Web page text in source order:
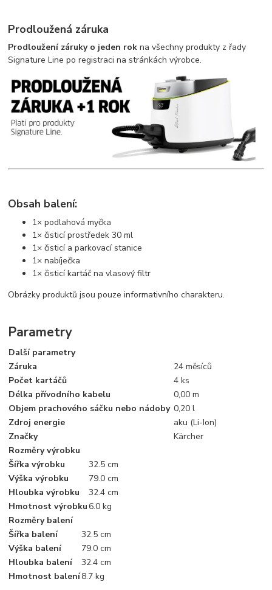
Prodloužená záruka
Prodloužení záruky o jeden rok na všechny produkty z řady
Signature Line po registraci na stránkách výrobce.
Obsah balení:
1× podlahová myčka
1× čisticí prostředek 30 ml
1× čisticí a parkovací stanice
1× nabíječka
1× čisticí kartáč na vlasový filtr
Obrázky produktů jsou pouze informativního charakteru.
Parametry
Další parametry
Záruka
24 měsíců
Počet kartáčů
4 ks
Délka přívodního kabelu
0,00 m
Objem prachového sáčku nebo nádoby 0,20 l
Zdroj energie
aku (Li-Ion)
Značky
Kärcher
Rozměry výrobku
Šířka výrobku
32.5 cm
Výška výrobku
79.0 cm
Hloubka výrobku
32.4 cm
Hmotnost výrobku6.0 kg
Rozměry balení
Šířka balení
32.5 cm
Výška balení
79.0 cm
Hloubka balení
32.4 cm
Hmotnost balení8.7 kg